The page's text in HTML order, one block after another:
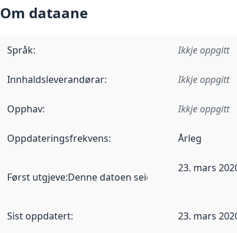
Om dataane
Språk: Ikkje oppgitt
Innhaldsleverandørar: Ikkje oppgitt
Opphav: Ikkje oppgitt
Oppdateringsfrekvens: Årleg
Først utgjeve:Denne datoen seier når dataa i
23. mars
Sist oppdatert: 23. mars